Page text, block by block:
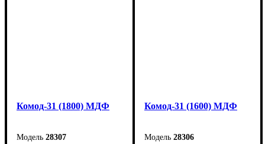
Комод-31 (1800) МДФ
28307
Комод-31 (1600) МДФ
28306